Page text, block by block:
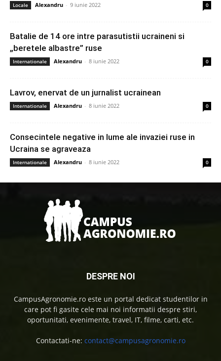
Locale Alexandru - 9 iunie 2022 0
Batalie de 14 ore intre parasutistii ucraineni si
„beretele albastre” ruse
Internationale Alexandru - 8 iunie 2022 0
Lavrov, enervat de un jurnalist ucrainean
Internationale Alexandru - 8 iunie 2022 0
Consecintele negative in lume ale invaziei ruse in
Ucraina se agraveaza
Internationale Alexandru - 8 iunie 2022 0
DESPRE NOI
CampusAgronomie.ro este un portal dedicat studentilor in
care pot fi gasite cele mai noi informatii despre stiri,
oportunitati, evenimente, travel, IT, filme, carti, etc.
Contactati-ne: contact@campusagronomie.ro